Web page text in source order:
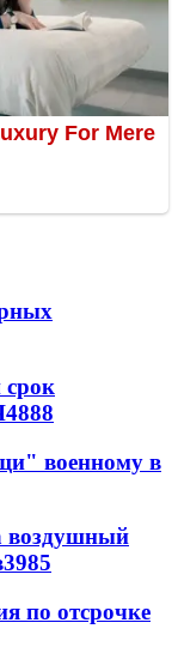
4888
военному в
воздушный
3985
по отсрочке